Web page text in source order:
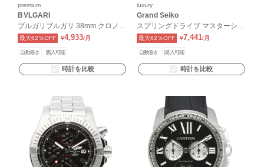
premium
BVLGARI
ブルガリブルガリ 38mm クロノグ
ラフ
最大62％OFF ¥4,933/月
自動巻き 購入可能
時計を比較
luxury
Grand Seiko
スプリングドライブ マスターショ
ップ限定
最大62％OFF ¥7,441/月
自動巻き 購入可能
時計を比較